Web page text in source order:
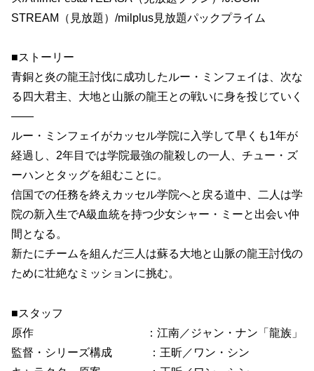
STREAM（見放題）/milplus見放題パックプライム
■ストーリー
青銅と炎の龍王討伐に成功したルー・ミンフェイは、次な
る四大君主、大地と山脈の龍王との戦いに身を投じていく
――
ルー・ミンフェイがカッセル学院に入学して早くも1年が
経過し、2年目では学院最強の龍殺しの一人、チュー・ズ
ーハンとタッグを組むことに。
信国での任務を終えカッセル学院へと戻る道中、二人は学
院の新入生でA級血統を持つ少女シャー・ミーと出会い仲
間となる。
新たにチームを組んだ三人は蘇る大地と山脈の龍王討伐の
ために壮絶なミッションに挑む。
■スタッフ
原作 ：江南／ジャン・ナン「龍族」
監督・シリーズ構成 ：王昕／ワン・シン